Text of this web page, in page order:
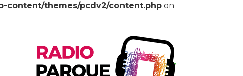
content/themes/pcdv2/content.php on